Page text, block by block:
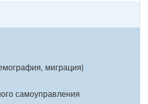
миграция)
самоуправления